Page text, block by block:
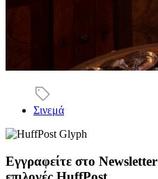
Σινεμά
Εγγραφείτε στο